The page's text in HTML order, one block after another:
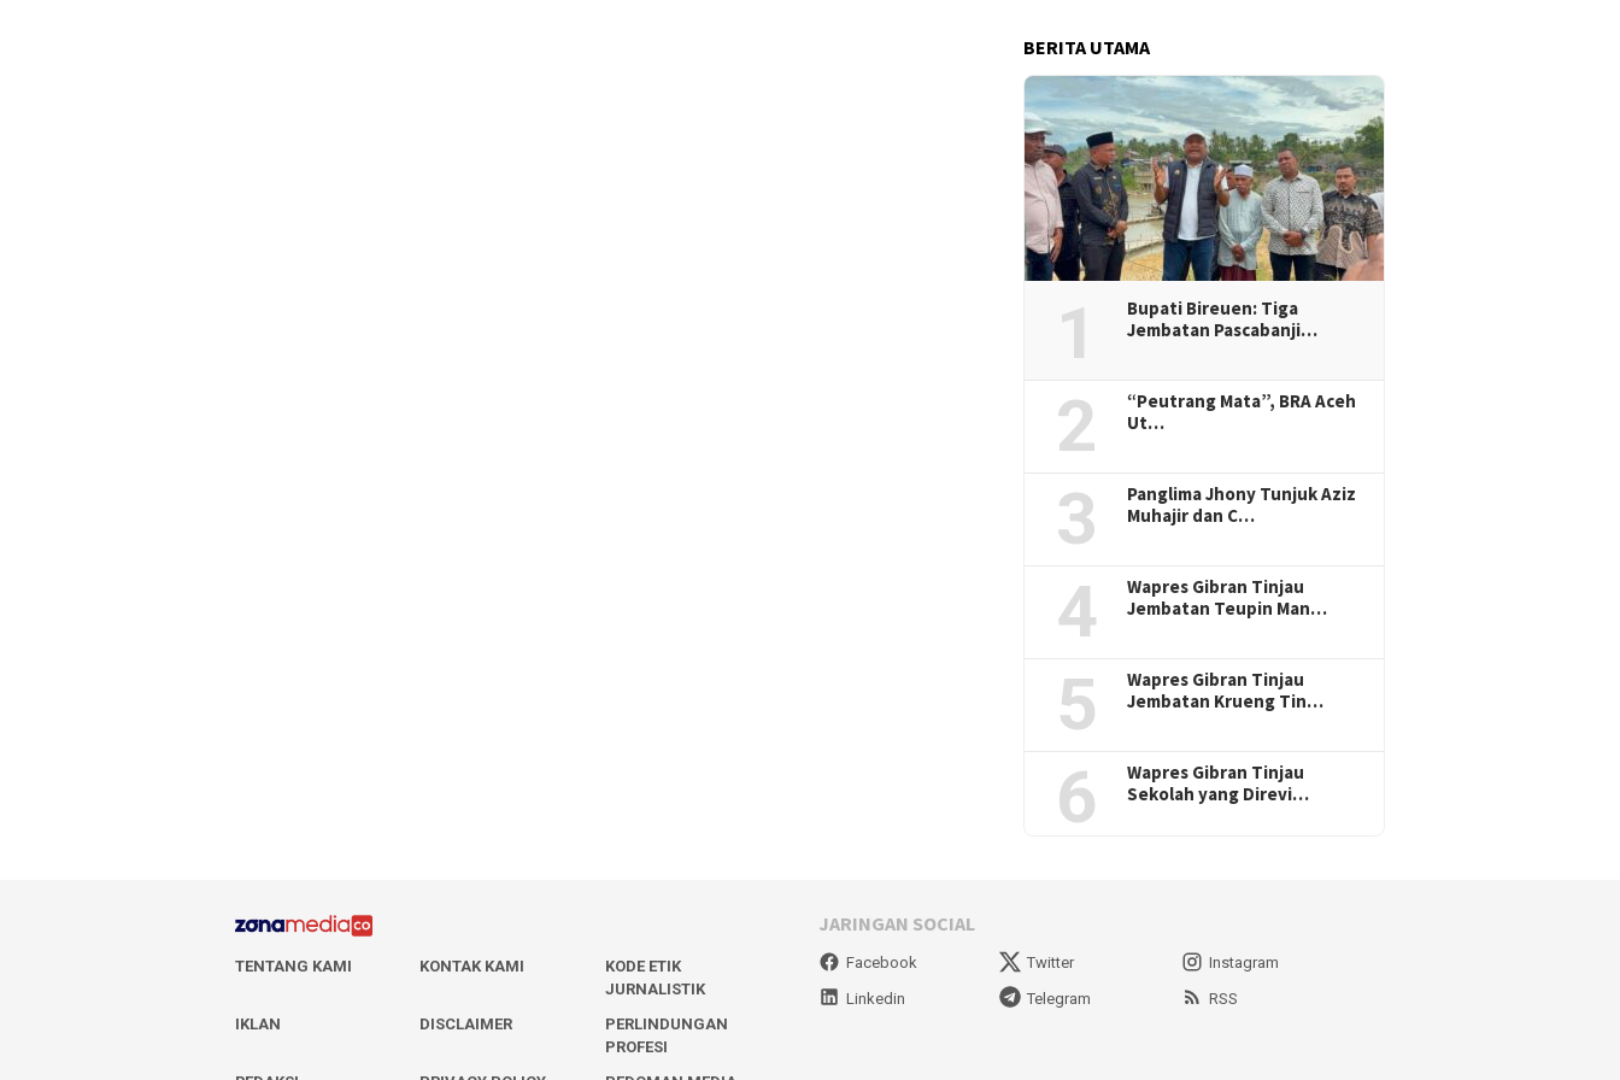
BERITA UTAMA
1
Bupati Bireuen: Tiga
Jembatan Pascabanji…
2
“Peutrang Mata”, BRA Aceh
Ut…
3
Panglima Jhony Tunjuk Aziz
Muhajir dan C…
4
Wapres Gibran Tinjau
Jembatan Teupin Man…
5
Wapres Gibran Tinjau
Jembatan Krueng Tin…
6
Wapres Gibran Tinjau
Sekolah yang Direvi…
TENTANG KAMI KONTAK KAMI
KODE ETIK
JURNALISTIK
IKLAN
DISCLAIMER
PERLINDUNGAN
PROFESI
JARINGAN SOCIAL
Facebook Twitter
Instagram
Linkedin
Telegram RSS